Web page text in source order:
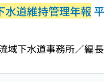
水道維持管理年報
域下水道事務所／編